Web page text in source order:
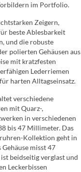
im Portfolio.
Zeigern,
beste Ablesbarkeit
und die robuste
polierten Gehäusen aus
mit kratzfesten
Lederriemen
harten Alltagseinsatz.
verschiedene
mit Quarz-,
in verschiedenen
bis 47 Millimeter. Das
Kollektion geht in
misst 47
beidseitig verglast und
Leckerbissen